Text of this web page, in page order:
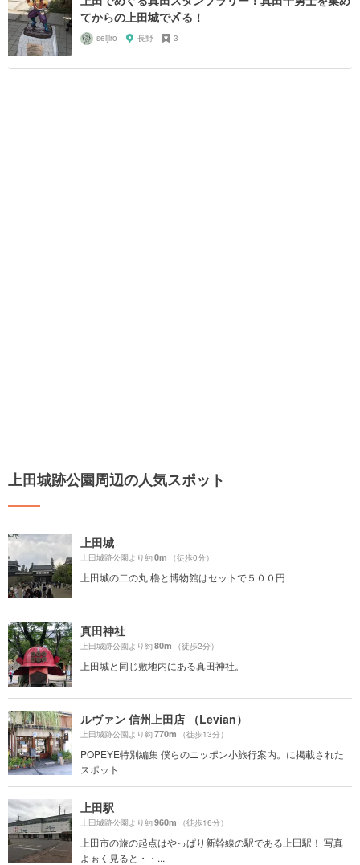
てからの上田城で〆る！
seijiro 長野 3
上田城跡公園周辺の人気スポット
上田城
上田城跡公園より約0m （徒歩0分）
上田城の二の丸 櫓と博物館はセットで５００円
真田神社
上田城跡公園より約80m （徒歩2分）
上田城と同じ敷地内にある真田神社。
ルヴァン 信州上田店 （Levian）
上田城跡公園より約770m （徒歩13分）
POPEYE特別編集 僕らのニッポン小旅行案内。に掲載された
スポット
上田駅
上田城跡公園より約960m （徒歩16分）
上田市の旅の起点はやっぱり新幹線の駅である上田駅！ 写真
よぉく見ると・・...